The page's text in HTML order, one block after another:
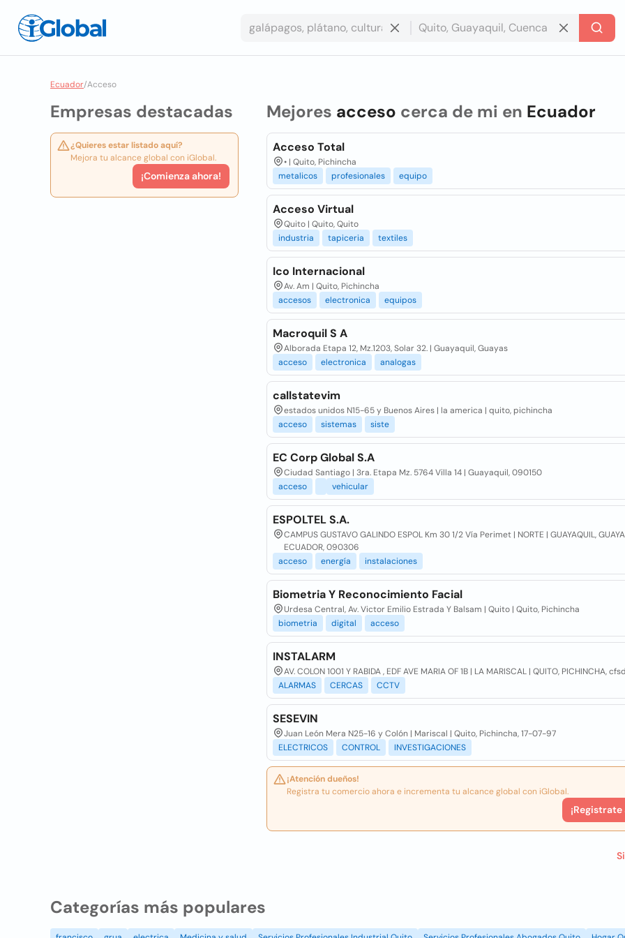
Ecuador/Acceso
Empresas destacadas
¿Quieres estar listado aquí?
Mejora tu alcance global con iGlobal.
¡Comienza ahora!
Mejores acceso cerca de mi en Ecuador
Acceso Total
• | Quito, Pichincha
metalicos
profesionales equipo
Acceso Virtual
Quito | Quito, Quito
industria
tapiceria textiles
Ico Internacional
Av. Am | Quito, Pichincha
accesos
electronica equipos
Macroquil S A
Alborada Etapa 12, Mz.1203, Solar 32. | Guayaquil, Guayas
acceso
electronica analogas
callstatevim
estados unidos N15-65 y Buenos Aires | la america | quito, pichincha
acceso
sistemas siste
EC Corp Global S.A
Ciudad Santiago | 3ra. Etapa Mz. 5764 Villa 14 | Guayaquil, 090150
acceso
vehicular
ESPOLTEL S.A.
CAMPUS GUSTAVO GALINDO ESPOL Km 30 1/2 Vía Perimet | NORTE | GUAYAQUIL,
ECUADOR, 090306
acceso
energía instalaciones
Biometria Y Reconocimiento Facial
Urdesa Central, Av. Victor Emilio Estrada Y Balsam | Quito | Quito, Pichincha
biometria
digital acceso
INSTALARM
AV. COLON 1001 Y RABIDA , EDF AVE MARIA OF 1B | LA MARISCAL | QUITO, PICHINCHA,
ALARMAS
CERCAS CCTV
SESEVIN
Juan León Mera N25-16 y Colón | Mariscal | Quito, Pichincha, 17-07-97
ELECTRICOS
CONTROL INVESTIGACIONES
¡Atención dueños!
Registra tu comercio ahora e incrementa tu alcance global con iGlobal.
Categorías más populares